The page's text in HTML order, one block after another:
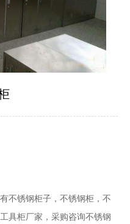
不锈钢柜子，不锈钢柜，不
具柜厂家，采购咨询不锈钢